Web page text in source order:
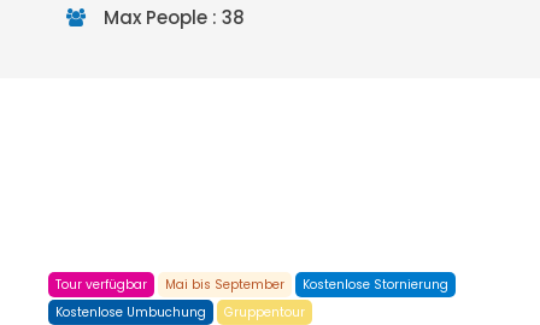
Max People : 38
Tour verfügbar Mai bis September
Kostenlose Stornierung
Kostenlose Umbuchung
Gruppentour